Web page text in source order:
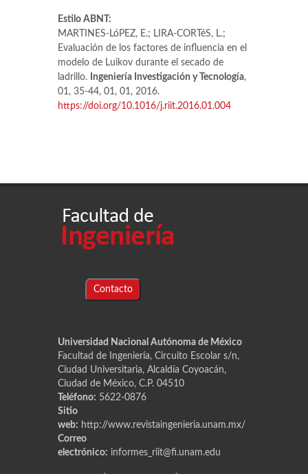
Estilo ABNT:
MARTINES-LóPEZ, E.; LIRA-CORTéS, L.;
Evaluación de los factores de influencia en el
modelo de Luikov durante el secado de
ladrillo. Ingeniería Investigación y Tecnología,
01, 35-44, 01, 01, 2016.
https://doi.org/10.1016/j.riit.2016.01.004
Contacto
Universidad Nacional Autónoma de México
Facultad de Ingeniería, Circuito Escolar s/n,
Ciudad Universitaria, Alcaldía Coyoacán,
Ciudad de México, C.P. 04510
Teléfono: 5622-0876
Sitio
web: http://www.revistaingenieria.unam.mx/
Correo
electrónico: informes_riit@fi.unam.edu